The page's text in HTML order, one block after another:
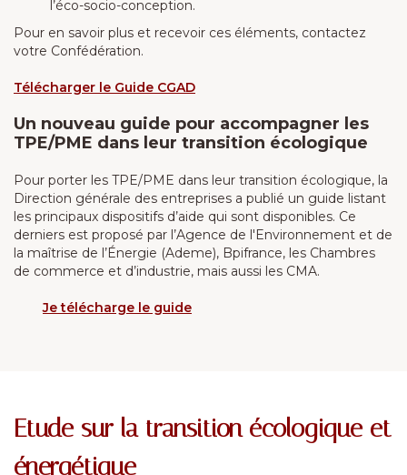
l’éco-socio-conception.
Pour en savoir plus et recevoir ces éléments, contactez
votre Confédération.
Télécharger le Guide CGAD
Un nouveau guide pour accompagner les
TPE/PME dans leur transition écologique
Pour porter les TPE/PME dans leur transition écologique, la
Direction générale des entreprises a publié un guide listant
les principaux dispositifs d’aide qui sont disponibles. Ce
derniers est proposé par l’Agence de l'Environnement et de
la maîtrise de l’Énergie (Ademe), Bpifrance, les Chambres
de commerce et d’industrie, mais aussi les CMA.
Je télécharge le guide
Etude sur la transition écologique et
énergétique